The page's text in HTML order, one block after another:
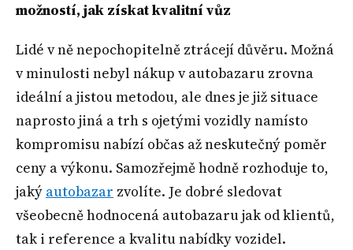
možností, jak získat kvalitní vůz
Lidé v ně nepochopitelně ztrácejí důvěru. Možná
v minulosti nebyl nákup v autobazaru zrovna
ideální a jistou metodou, ale dnes je již situace
naprosto jiná a trh s ojetými vozidly namísto
kompromisu nabízí občas až neskutečný poměr
ceny a výkonu. Samozřejmě hodně rozhoduje to,
jaký autobazar zvolíte. Je dobré sledovat
všeobecně hodnocená autobazaru jak od klientů,
tak i reference a kvalitu nabídky vozidel.